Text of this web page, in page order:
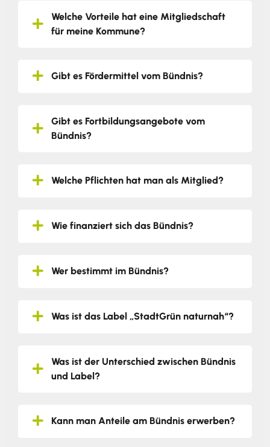
Welche Vorteile hat eine Mitgliedschaft
für meine Kommune?
Gibt es Fördermittel vom Bündnis?
Gibt es Fortbildungsangebote vom
Bündnis?
Welche Pflichten hat man als Mitglied?
Wie finanziert sich das Bündnis?
Wer bestimmt im Bündnis?
Was ist das Label „StadtGrün naturnah“?
Was ist der Unterschied zwischen Bündnis
und Label?
Kann man Anteile am Bündnis erwerben?